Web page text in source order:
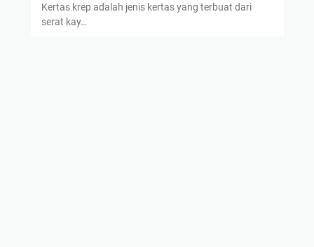
Kertas krep adalah jenis kertas yang terbuat dari
serat kay…